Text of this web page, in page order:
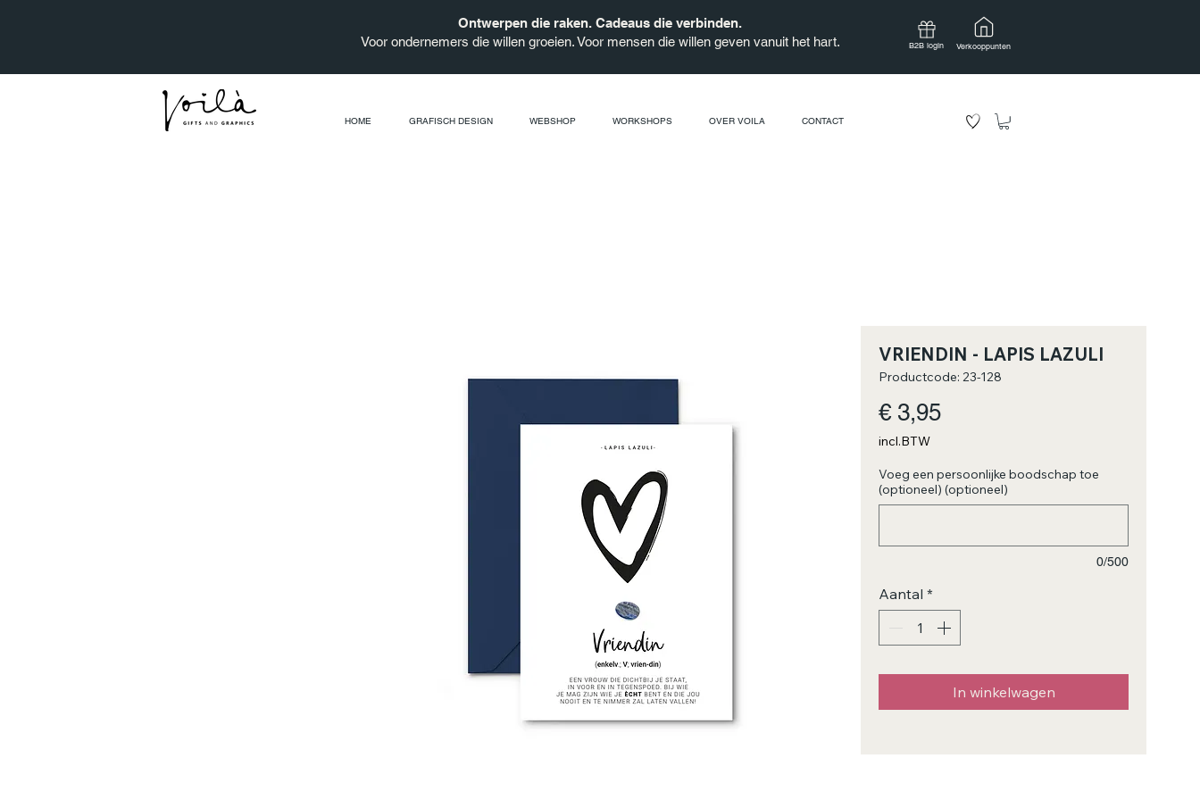
Ontwerpen die raken. Cadeaus die verbinden.
Voor ondernemers die willen groeien. Voor mensen die willen geven vanuit het hart.
Verkooppunten
B2B login
HOME GRAFISCH DESIGN WEBSHOP WORKSHOPS OVER VOILA CONTACT
VRIENDIN - LAPIS LAZULI
Productcode: 23-128
€ 3,95Prijs
incl.BTW
Voeg een persoonlijke boodschap toe
(optioneel) (optioneel)
0/500
Aantal *
In winkelwagen